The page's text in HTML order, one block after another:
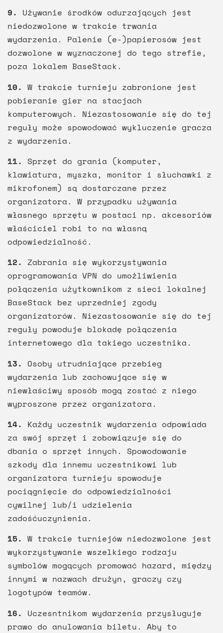
9. Używanie środków odurzających jest
niedozwolone w trakcie trwania
wydarzenia. Palenie (e-)papierosów jest
dozwolone w wyznaczonej do tego strefie,
poza lokalem BaseStack.
10. W trakcie turnieju zabronione jest
pobieranie gier na stacjach
komputerowych. Niezastosowanie się do tej
reguły może spowodować wykluczenie gracza
z wydarzenia.
11. Sprzęt do grania (komputer,
klawiatura, myszka, monitor i słuchawki z
mikrofonem) są dostarczane przez
organizatora. W przypadku używania
własnego sprzętu w postaci np. akcesoriów
właściciel robi to na własną
odpowiedzialność.
12. Zabrania się wykorzystywania
oprogramowania VPN do umożliwienia
połączenia użytkownikom z sieci lokalnej
BaseStack bez uprzedniej zgody
organizatorów. Niezastosowanie się do tej
reguły powoduje blokadę połączenia
internetowego dla takiego uczestnika.
13. Osoby utrudniające przebieg
wydarzenia lub zachowujące się w
niewłaściwy sposób mogą zostać z niego
wyproszone przez organizatora.
14. Każdy uczestnik wydarzenia odpowiada
za swój sprzęt i zobowiązuje się do
dbania o sprzęt innych. Spowodowanie
szkody dla innemu uczestnikowi lub
organizatora turnieju spowoduje
pociągnięcie do odpowiedzialności
cywilnej lub/i udzielenia
zadośćuczynienia.
15. W trakcie turniejów niedozwolone jest
wykorzystywanie wszelkiego rodzaju
symbolów mogących promować hazard, między
innymi w nazwach drużyn, graczy czy
logotypów teamów.
16. Uczesntnikom wydarzenia przysługuje
prawo do anulowania biletu. Aby to